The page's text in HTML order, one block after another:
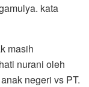
kata
masih
nurani oleh
negeri vs PT.